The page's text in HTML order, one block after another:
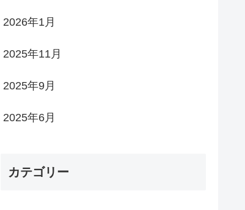
2026年1月
2025年11月
2025年9月
2025年6月
カテゴリー